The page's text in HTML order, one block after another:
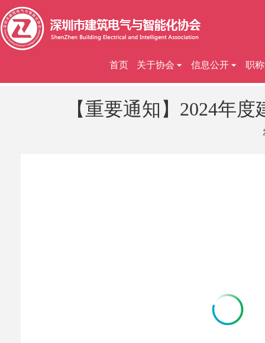
首页 关于协会 信息公开 职
【重要通知】2024年